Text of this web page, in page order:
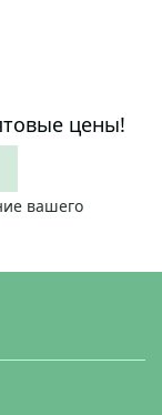
цены!
вашего